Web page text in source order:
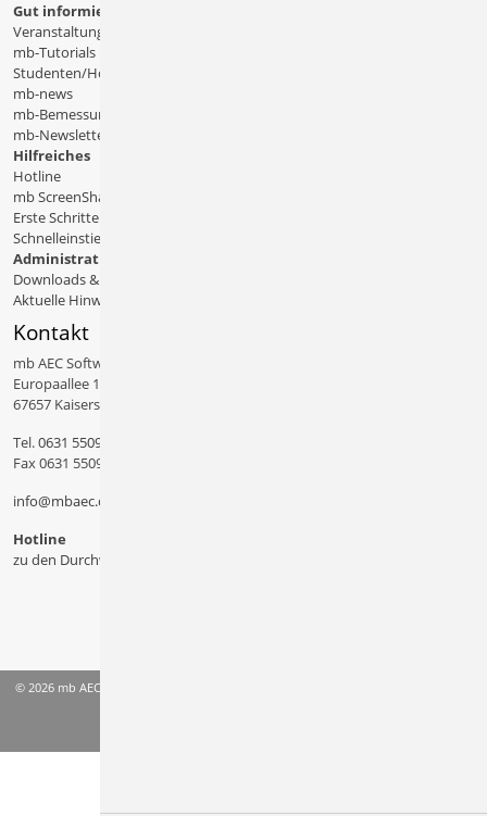
Gut informiert
Veranstaltungen
mb-Tutorials
Studenten/Hochschule
mb-news
mb-Bemessungstafeln
mb-Newsletter
Hilfreiches
Hotline
mb ScreenShare
Erste Schritte
Schnelleinstiege & Doku
Administratives
Downloads & Patches
Aktuelle Hinweise
Kontakt
mb AEC Software GmbH
Europaallee 14
67657 Kaiserslautern
Tel.0631 550999 11
Fax 0631 550999 20
info@mbaec.de
Hotline
zu den Durchwahlen
© 2026 mb AEC Software GmbH